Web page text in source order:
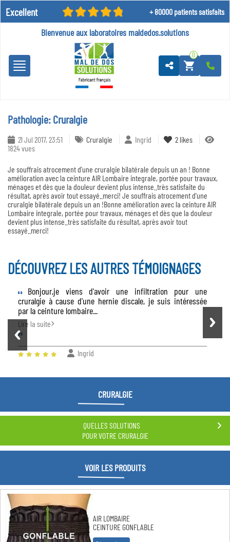
Excellent + 80000 patients satisfaits
Bienvenue aux laboratoires maldedos.solutions
shopping_cart
0
Pathologie: Cruralgie
21 Jul 2017, 23:51 Cruralgie Ingrid 2likes
1824 vues
Je souffrais atrocement d'une cruralgie bilatérale depuis un an ! Bonne
amélioration avec la ceinture AIR Lombaire integrale, portée pour travaux,
ménages et dès que la douleur devient plus intense..très satisfaite du
résultat, après avoir tout essayé..merci! Je souffrais atrocement d'une
cruralgie bilatérale depuis un an !Bonne amélioration avec la ceinture AIR
Lombaire integrale, portée pour travaux, ménages et dès que la douleur
devient plus intense..très satisfaite du résultat, après avoir tout
essayé..merci!
DÉCOUVREZ LES AUTRES TÉMOIGNAGES
Bonjour,je viens d'avoir une infiltration pour une
cruralgie à cause d'une hernie discale, je suis intéressée
par la ceinture lombaire...
Lire la suite
Ingrid
CRURALGIE
QUELLES SOLUTIONS
POUR VOTRE CRURALGIE
VOIR LES PRODUITS
AIR LOMBAIRE
CEINTURE GONFLABLE